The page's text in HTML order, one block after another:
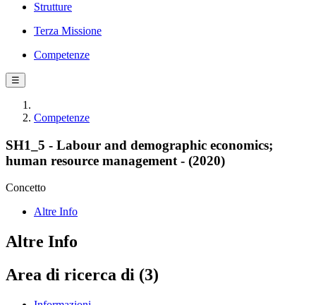
Strutture
Terza Missione
Competenze
☰
Competenze
SH1_5 - Labour and demographic economics;
human resource management - (2020)
Concetto
Altre Info
Altre Info
Area di ricerca di (3)